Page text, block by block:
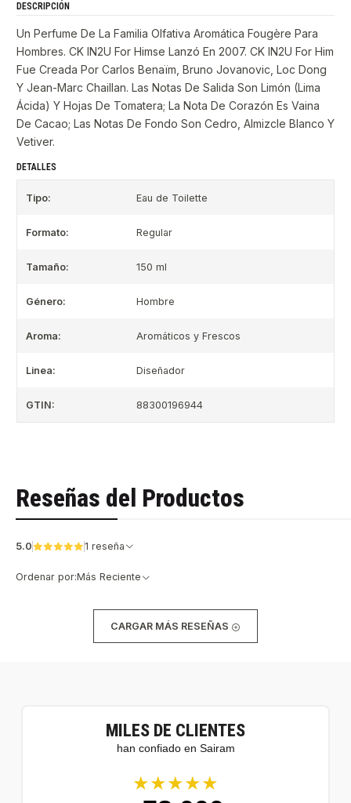
DESCRIPCIÓN
Un Perfume De La Familia Olfativa Aromática Fougère Para
Hombres. CK IN2U For Himse Lanzó En 2007. CK IN2U For Him
Fue Creada Por Carlos Benaïm, Bruno Jovanovic, Loc Dong
Y Jean-Marc Chaillan. Las Notas De Salida Son Limón (Lima
Ácida) Y Hojas De Tomatera; La Nota De Corazón Es Vaina
De Cacao; Las Notas De Fondo Son Cedro, Almizcle Blanco Y
Vetiver.
DETALLES
Tipo: Eau de Toilette
Formato: Regular
Tamaño: 150 ml
Género: Hombre
Aroma: Aromáticos y Frescos
Linea: Diseñador
GTIN: 88300196944
Reseñas del Productos
5.0 1 reseña
Ordenar por:Más Reciente
CARGAR MÁS RESEÑAS
MILES DE CLIENTES
han confiado en Sairam
★★★★★